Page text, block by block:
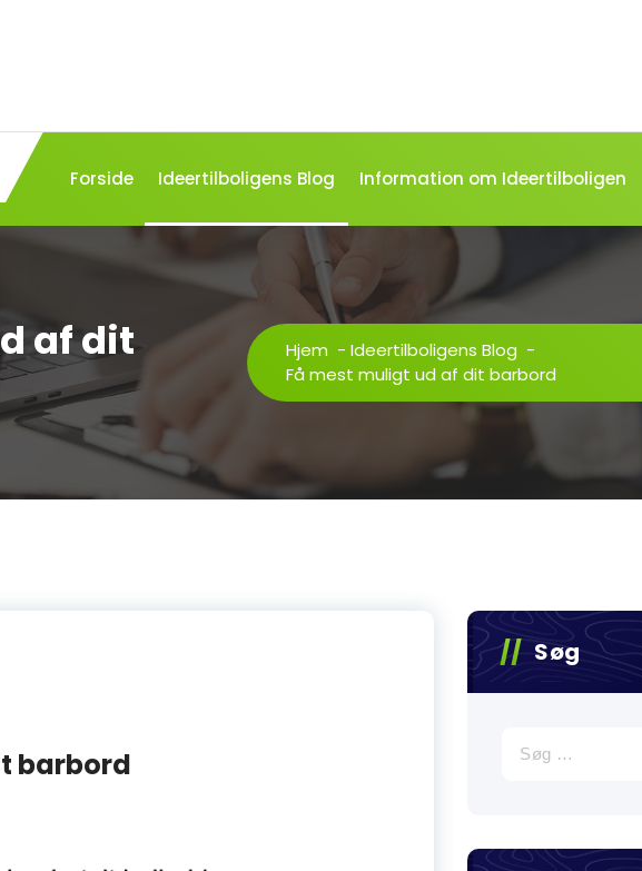
Forside Ideertilboligens Blog Information om Ideertilboligen
af dit
Hjem - Ideertilboligens Blog -
Få mest muligt ud af dit barbord
barbord
Søg
efter: